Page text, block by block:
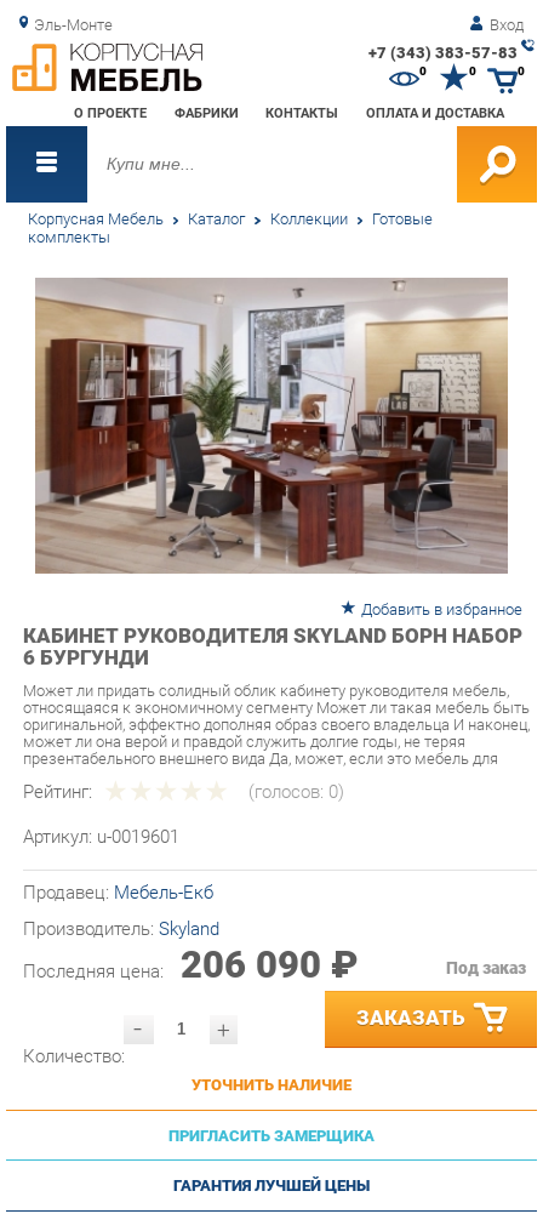
Эль-Монте Вход
+7 (343) 383-57-83
О ПРОЕКТЕ ФАБРИКИ КОНТАКТЫ ОПЛАТА И ДОСТАВКА
0 0
Корпусная Мебель Каталог Коллекции Готовые
комплекты
КАБИНЕТ РУКОВОДИТЕЛЯ SKYLAND БОРН НАБОР
6 БУРГУНДИ
Может ли придать солидный облик кабинету руководителя мебель,
оригинальной, эффектно дополняя образ своего владельца И наконец,
может ли она верой и правдой служить долгие годы, не теряя
презентабельного внешнего вида Да, может, если это мебель для
Рейтинг: (голосов:0)
Артикул: u-0019601
Производитель:Skyland
Последняя цена: 206 090 ₽
- ЗАКАЗАТЬ
УТОЧНИТЬ НАЛИЧИЕ
ПРИГЛАСИТЬ ЗАМЕРЩИКА
ГАРАНТИЯ ЛУЧШЕЙ ЦЕНЫ
Доставкапог. Екатеринбурги до ТК -бесплатна.